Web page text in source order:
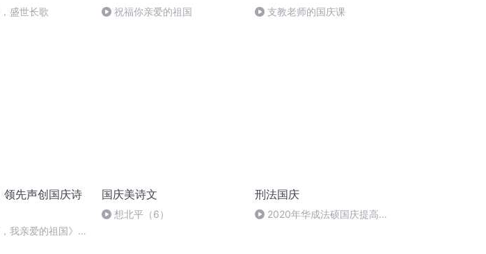
盛世长歌 祝福你亲爱的祖国 支教老师的国庆课
领先声创国庆诗
，我亲爱的祖国》温
国庆美诗文
想北平（6）
刑法国庆
2020年华成法硕国庆提高班